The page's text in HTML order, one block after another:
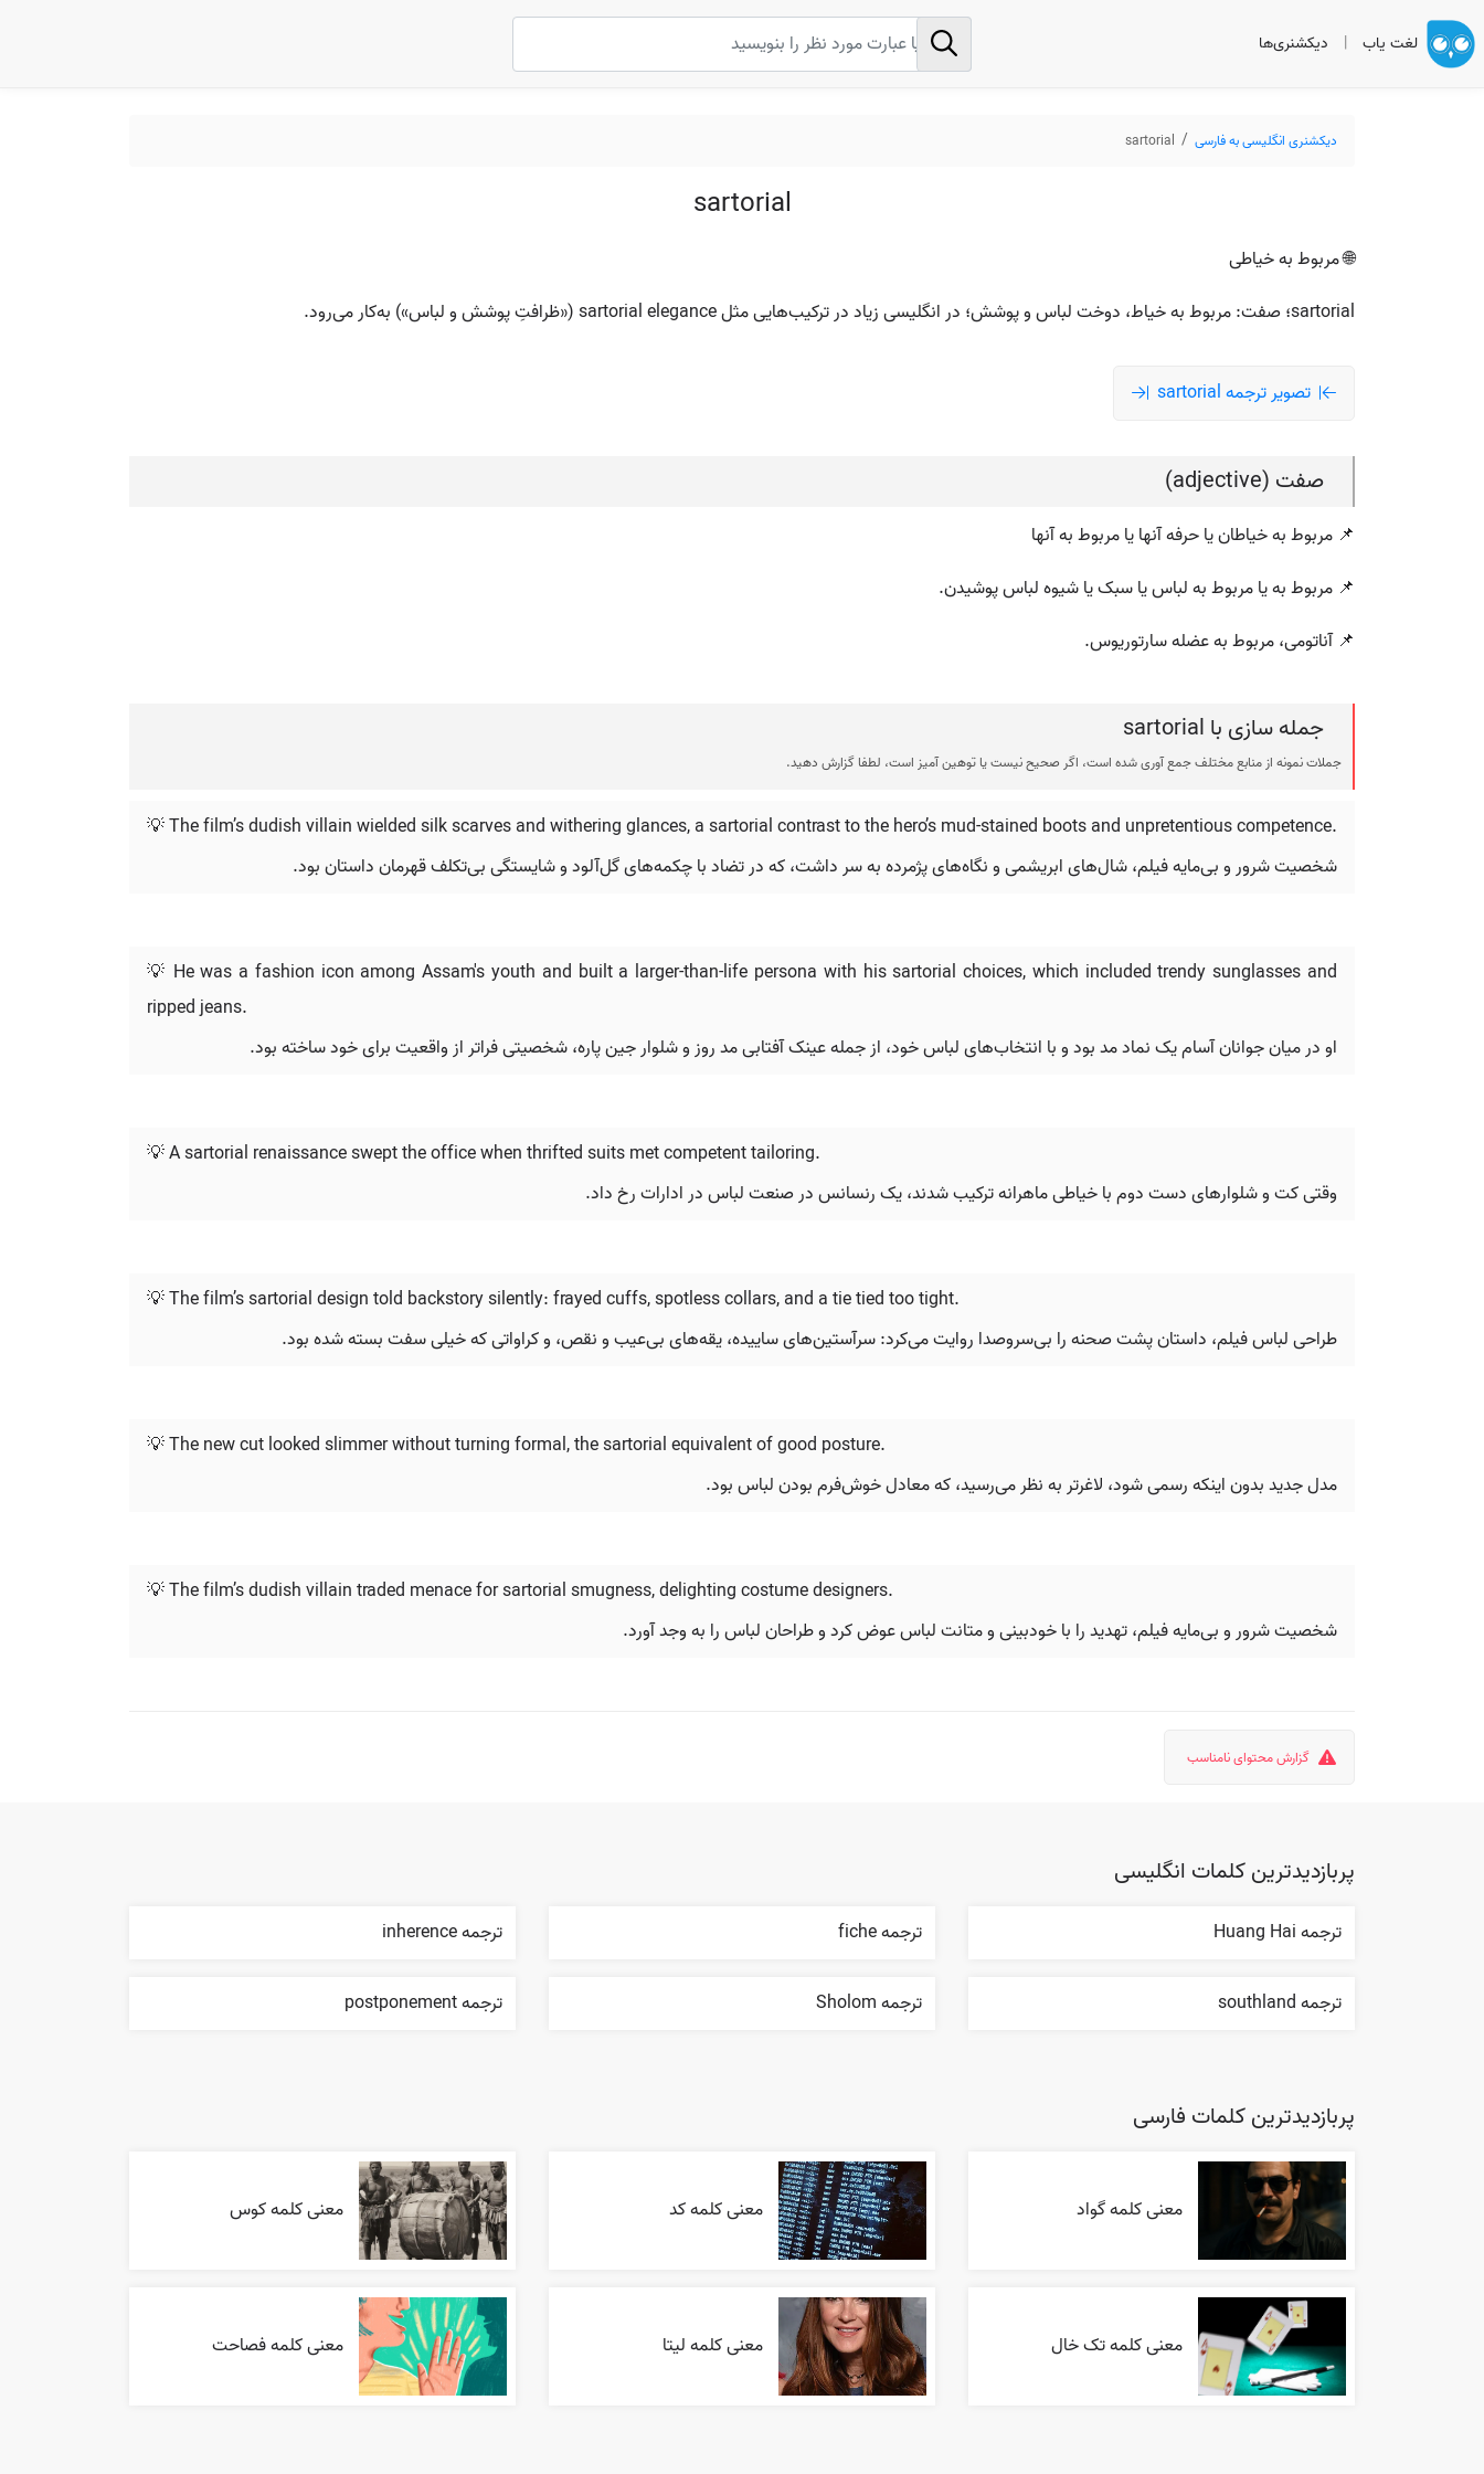
لغت یاب | دیکشنری‌ها
دیکشنری انگلیسی به فارسی sartorial
sartorial
🌐 مربوط به خیاطی
sartorial؛ صفت: مربوط به خیاط، دوخت لباس و پوشش؛ در انگلیسی زیاد در ترکیب‌هایی مثل sartorial elegance («ظرافتِ پوشش و لباس») به‌کار می‌رود.
تصویر ترجمه sartorial
صفت (adjective)
📌 مربوط به خیاطان یا حرفه آنها یا مربوط به آنها
📌 مربوط به یا مربوط به لباس یا سبک یا شیوه لباس پوشیدن.
📌 آناتومی، مربوط به عضله سارتوریوس.
جمله سازی با sartorial
جملات نمونه از منابع مختلف جمع آوری شده است، اگر صحیح نیست یا توهین آمیز است، لطفا گزارش دهید.
💡 The film’s dudish villain wielded silk scarves and withering glances, a sartorial contrast to the hero’s mud-stained boots and unpretentious competence.
شخصیت شرور و بی‌مایه فیلم، شال‌های ابریشمی و نگاه‌های پژمرده به سر داشت، که در تضاد با چکمه‌های گل‌آلود و شایستگی بی‌تکلف قهرمان داستان بود.
💡 He was a fashion icon among Assam's youth and built a larger-than-life persona with his sartorial choices, which included trendy sunglasses and
ripped jeans.
او در میان جوانان آسام یک نماد مد بود و با انتخاب‌های لباس خود، از جمله عینک آفتابی مد روز و شلوار جین پاره، شخصیتی فراتر از واقعیت برای خود ساخته بود.
💡 A sartorial renaissance swept the office when thrifted suits met competent tailoring.
وقتی کت و شلوارهای دست دوم با خیاطی ماهرانه ترکیب شدند، یک رنسانس در صنعت لباس در ادارات رخ داد.
💡 The film’s sartorial design told backstory silently: frayed cuffs, spotless collars, and a tie tied too tight.
طراحی لباس فیلم، داستان پشت صحنه را بی‌سروصدا روایت می‌کرد: سرآستین‌های ساییده، یقه‌های بی‌عیب و نقص، و کراواتی که خیلی سفت بسته شده بود.
💡 The new cut looked slimmer without turning formal, the sartorial equivalent of good posture.
مدل جدید بدون اینکه رسمی شود، لاغرتر به نظر می‌رسید، که معادل خوش‌فرم بودن لباس بود.
💡 The film’s dudish villain traded menace for sartorial smugness, delighting costume designers.
شخصیت شرور و بی‌مایه فیلم، تهدید را با خودبینی و متانت لباس عوض کرد و طراحان لباس را به وجد آورد.
گزارش محتوای نامناسب
پربازدیدترین کلمات انگلیسی
ترجمه Huang Hai ترجمه fiche ترجمه inherence
ترجمه southland ترجمه Sholom ترجمه postponement
پربازدیدترین کلمات فارسی
معنی کلمه گواد معنی کلمه کد معنی کلمه کوس
معنی کلمه تک خال معنی کلمه لیتا معنی کلمه فصاحت